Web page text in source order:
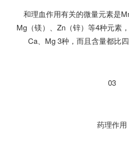
和理血作用有关的微量元素是
Mg（镁）、Zn（锌）等4种元素
Ca、Mg 3种，而且含量都比
03
药理作用